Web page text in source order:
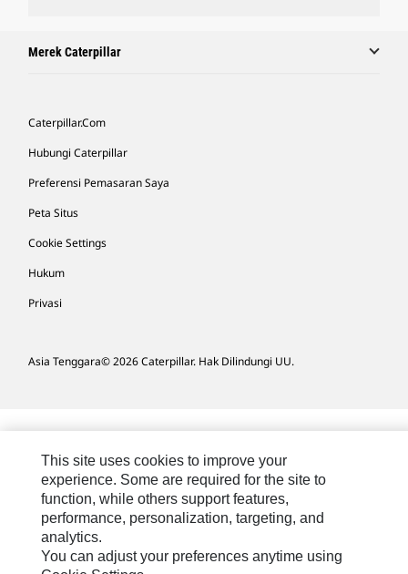
Merek Caterpillar
Caterpillar.com
Hubungi Caterpillar
Preferensi Pemasaran Saya
Peta Situs
Cookie Settings
Hukum
Privasi
Asia Tenggara© 2026 Caterpillar. Hak Dilindungi UU.
This site uses cookies to improve your
experience. Some are required for the site to
function, while others support features,
performance, personalization, targeting, and
analytics.
You can adjust your preferences anytime using